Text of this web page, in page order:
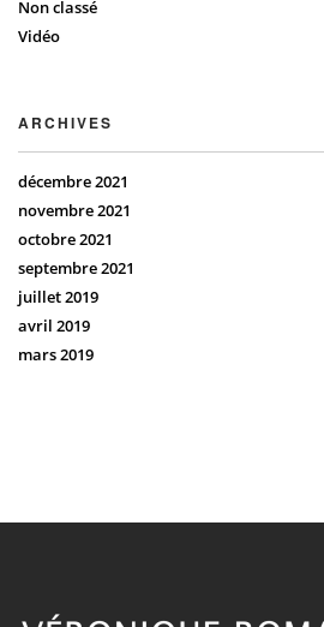
Non classé
Vidéo
ARCHIVES
décembre 2021
novembre 2021
octobre 2021
septembre 2021
juillet 2019
avril 2019
mars 2019